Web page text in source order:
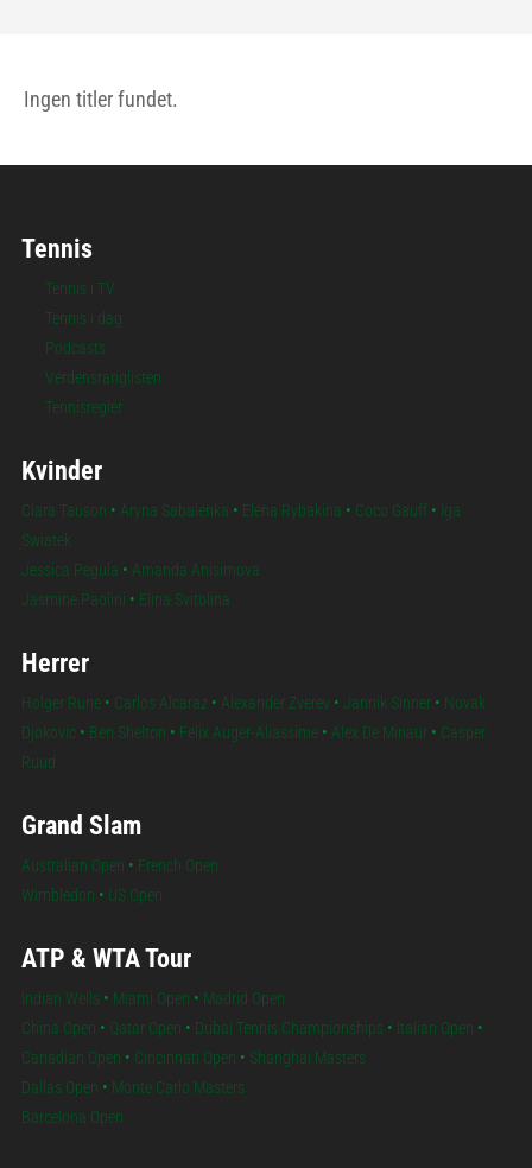
Ingen titler fundet.
Tennis
Tennis i TV
Tennis i dag
Podcasts
Verdensranglisten
Tennisregler
Kvinder
Clara Tauson • Aryna Sabalenka • Elena Rybakina • Coco Gauff• Iga
Swiatek
Jessica Pegula • Amanda Anisimova
Jasmine Paolini • Elina Svitolina
Herrer
Holger Rune• Carlos Alcaraz • Alexander Zverev • Jannik Sinner• Novak
Djokovic• Ben Shelton • Felix Auger-Aliassime• Alex De Minaur• Casper
Ruud
Grand Slam
Australian Open • French Open
Wimbledon • US Open
ATP & WTA Tour
Indian Wells • Miami Open • Madrid Open
China Open • Qatar Open • Dubai Tennis Championships • Italian Open •
Canadian Open • Cincinnati Open • Shanghai Masters
Dallas Open • Monte Carlo Masters
Barcelona Open